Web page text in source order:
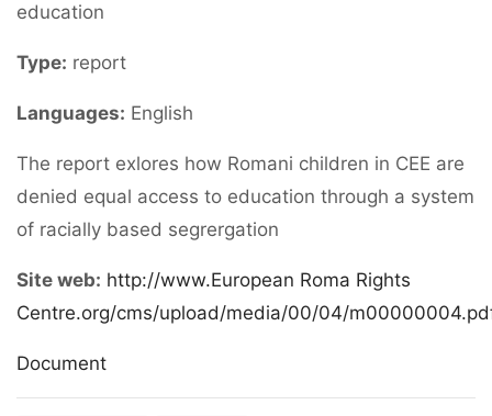
education
Type: report
Languages: English
The report exlores how Romani children in CEE are
denied equal access to education through a system
of racially based segrergation
Site web: http://www.European Roma Rights
Centre.org/cms/upload/media/00/04/
Document